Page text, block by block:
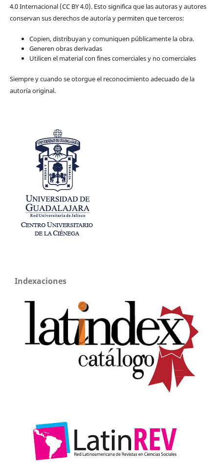
4.0 Internacional (CC BY 4.0). Esto significa que las autoras y autores
conservan sus derechos de autoría y permiten que terceros:
Copien, distribuyan y comuniquen públicamente la obra.
Generen obras derivadas
Utilicen el material con fines comerciales y no comerciales
Siempre y cuando se otorgue el reconocimiento adecuado de la
autoría original.
Indexaciones